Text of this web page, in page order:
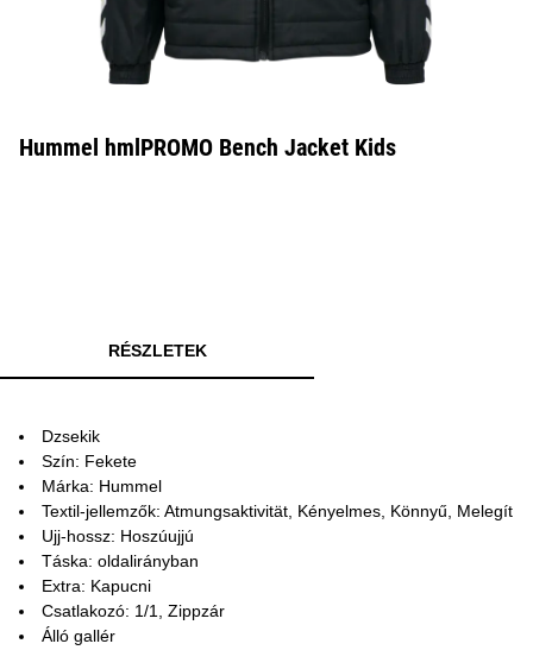
Hummel hmlPROMO Bench Jacket Kids
RÉSZLETEK
Dzsekik
Szín: Fekete
Márka: Hummel
Textil-jellemzők: Atmungsaktivität, Kényelmes, Könnyű, Melegít
Ujj-hossz: Hoszúujjú
Táska: oldalirányban
Extra: Kapucni
Csatlakozó: 1/1, Zippzár
Álló gallér